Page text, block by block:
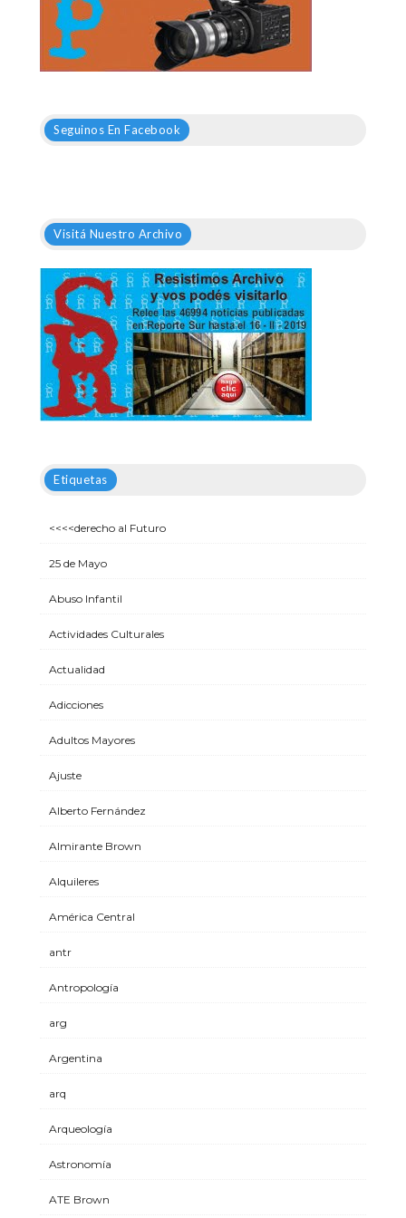
Seguinos En Facebook
Visitá Nuestro Archivo
Etiquetas
<<<<derecho al Futuro
25 de Mayo
Abuso Infantil
Actividades Culturales
Actualidad
Adicciones
Adultos Mayores
Ajuste
Alberto Fernández
Almirante Brown
Alquileres
América Central
antr
Antropología
arg
Argentina
arq
Arqueología
Astronomía
ATE Brown